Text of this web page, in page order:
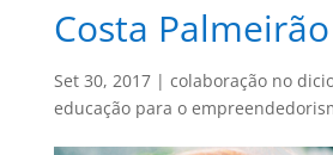
Costa Palmeirão
Set 30, 2017| colaboração no
educação para o